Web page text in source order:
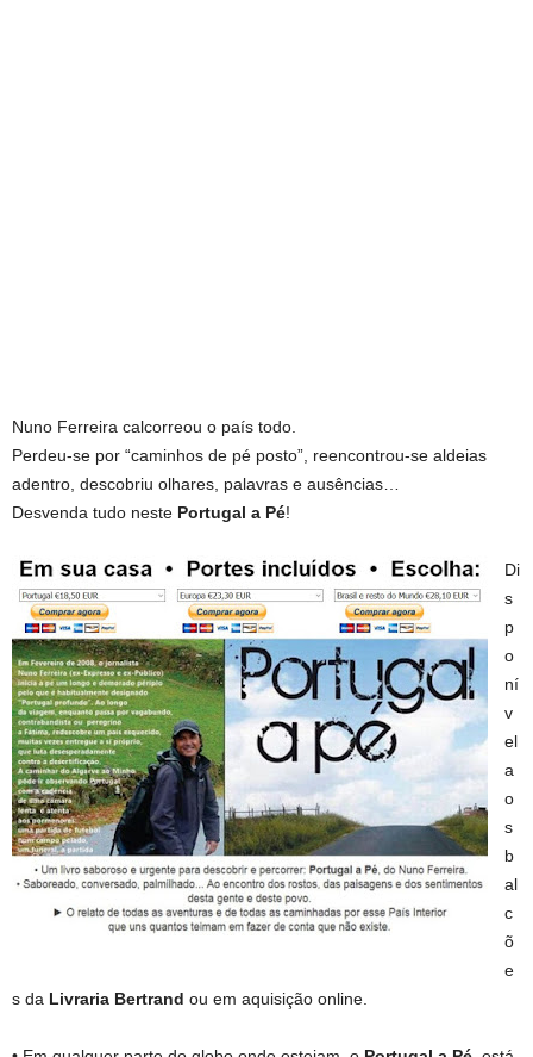
Nuno Ferreira calcorreou o país todo.
Perdeu-se por “caminhos de pé posto”, reencontrou-se aldeias
adentro, descobriu olhares, palavras e ausências…
Desvenda tudo neste Portugal a Pé!
Di
s
p
o
ní
v
el
a
o
s
b
al
c
õ
e
s da Livraria Bertrand ou em aquisição online.